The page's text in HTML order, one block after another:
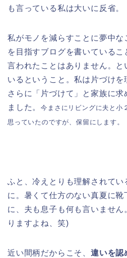
も言っている私は大いに反省。
私がモノを減らすことに夢中な
を目指すブログを書いているこ
言われたことはありません。と
いるということ。私は片づけを
さらに「片づけて」と家族に求
ました。今まさにリビングに夫と小
思っていたのですが、保留にします。
ふと、冷えとりも理解されてい
に。暑くて仕方のない真夏に靴
に、夫も息子も何も言いませ
りますよね、笑)
近い間柄だからこそ、 違いを認